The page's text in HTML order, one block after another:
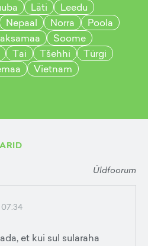
Läti
Leedu
Nepaal Norra
Poola
Soome
Tai Tšehhi
Türgi
Vietnam
Üldfoorum
et kui sul sularaha